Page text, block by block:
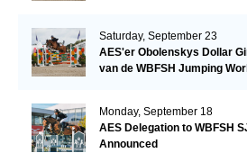
Saturday, September 23
AES'er Obolenskys Dollar
van de WBFSH Jumping
Monday, September 18
AES Delegation to WBFSH
Announced